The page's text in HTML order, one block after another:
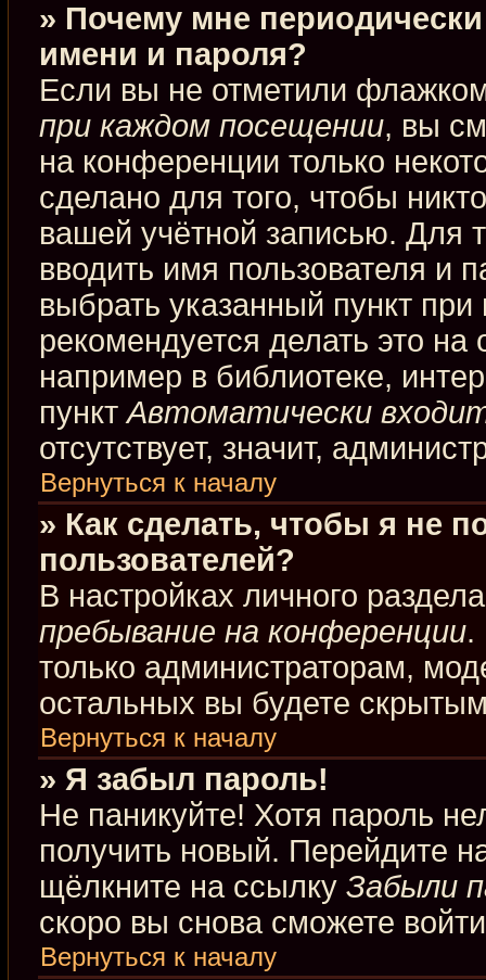
» Почему мне
имени и пароля?
Если вы не отметили
при каждом посещении, вы
на конференции только
сделано для того, чтобы
вашей учётной записью. Для
вводить имя пользователя и
выбрать указанный пункт
рекомендуется делать это
например в библиотеке,
пунктАвтоматически
отсутствует, значит,
Вернуться к началу
» Как сделать, чтобы я не
пользователей?
В настройках личного
пребывание на конференции.
только администраторам,
остальных вы будете
Вернуться к началу
» Я забыл пароль!
Не паникуйте! Хотя пароль
получить новый. Перейдите
щёлкните на ссылку Забыли
скоро вы снова сможете
Вернуться к началу